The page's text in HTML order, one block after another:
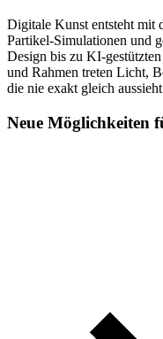
Digitale Kunst entsteht mit
Partikel-Simulationen und
Design bis zu KI-
und Rahmen treten Licht,
die nie exakt gleich
Neue Möglichkeiten